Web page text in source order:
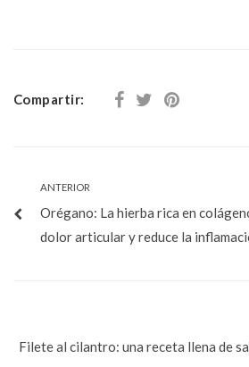
Compartir:
ANTERIOR
Orégano: La hierba rica en
dolor articular y reduce la
Filete al cilantro: una receta llena de